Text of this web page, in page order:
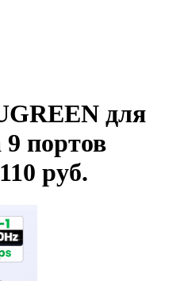
для
9 портов
руб.